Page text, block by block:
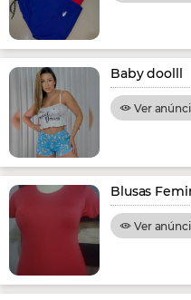
Baby doolll
Ver
Blusas
Ver